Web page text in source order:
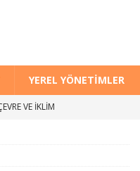
YEREL YÖNETIMLER
VE İKLIM
BULUŞMALARI